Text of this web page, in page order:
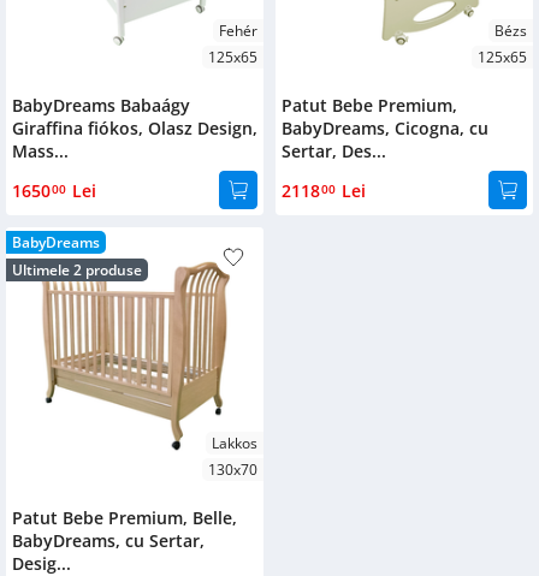
Fehér
125x65
BabyDreams Babaágy
Giraffina fiókos, Olasz Design,
Mass...
165000 Lei
Bézs
125x65
Patut Bebe Premium,
BabyDreams, Cicogna, cu
Sertar, Des...
211800 Lei
BabyDreams
Ultimele 2 produse
Lakkos
130x70
Patut Bebe Premium, Belle,
BabyDreams, cu Sertar,
Desig...